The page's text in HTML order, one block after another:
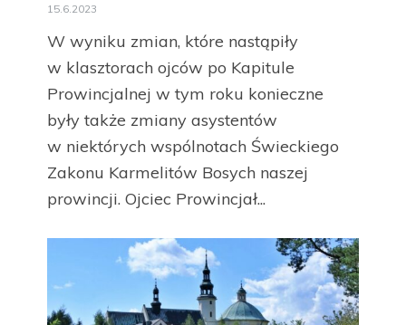
15.6.2023
W wyniku zmian, które nastąpiły
w klasztorach ojców po Kapitule
Prowincjalnej w tym roku konieczne
były także zmiany asystentów
w niektórych wspólnotach Świeckiego
Zakonu Karmelitów Bosych naszej
prowincji. Ojciec Prowincjał...